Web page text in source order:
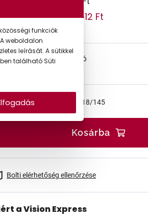
ár: 60.512 Ft
Online megvásárolható
56/18/145
Kosárba
Bolti elérhetőség ellenőrzése
a Vision Express
funkciók
weboldalon
leírását. A sütikkel
található Süti